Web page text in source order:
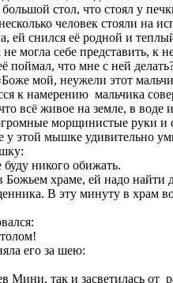
стол, что стоял у
человек стояли на
ей снился её родной и
могла себе представить, к
что мне с ней
мой, неужели этот
к намерению мальчика
всё живое на земле, в воде
морщинистые руки и
этой мышке удивительно
никого обижать.
храме, ей надо найти
В эту минуту в храм
его за шею:
Мини, так и засветилась от